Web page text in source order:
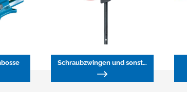
Schraubzwingen und sonstige Zwingen